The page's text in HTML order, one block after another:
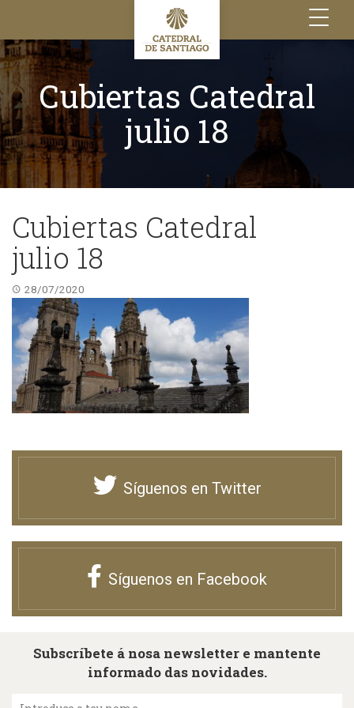
Toggle
navigation
Cubiertas Catedral
julio 18
Cubiertas Catedral
julio 18
28/07/2020
Síguenos en Twitter
Síguenos en Facebook
Subscríbete á nosa newsletter e mantente
informado das novidades.